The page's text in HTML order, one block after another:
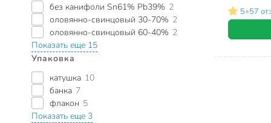
без канифоли Sn61% Pb39% 2
оловянно-свинцовый 30-70% 2
оловянно-свинцовый 60-40% 2
Показать еще 15
Упаковка
катушка 10
банка 7
флакон 5
Показать еще 3
5•57